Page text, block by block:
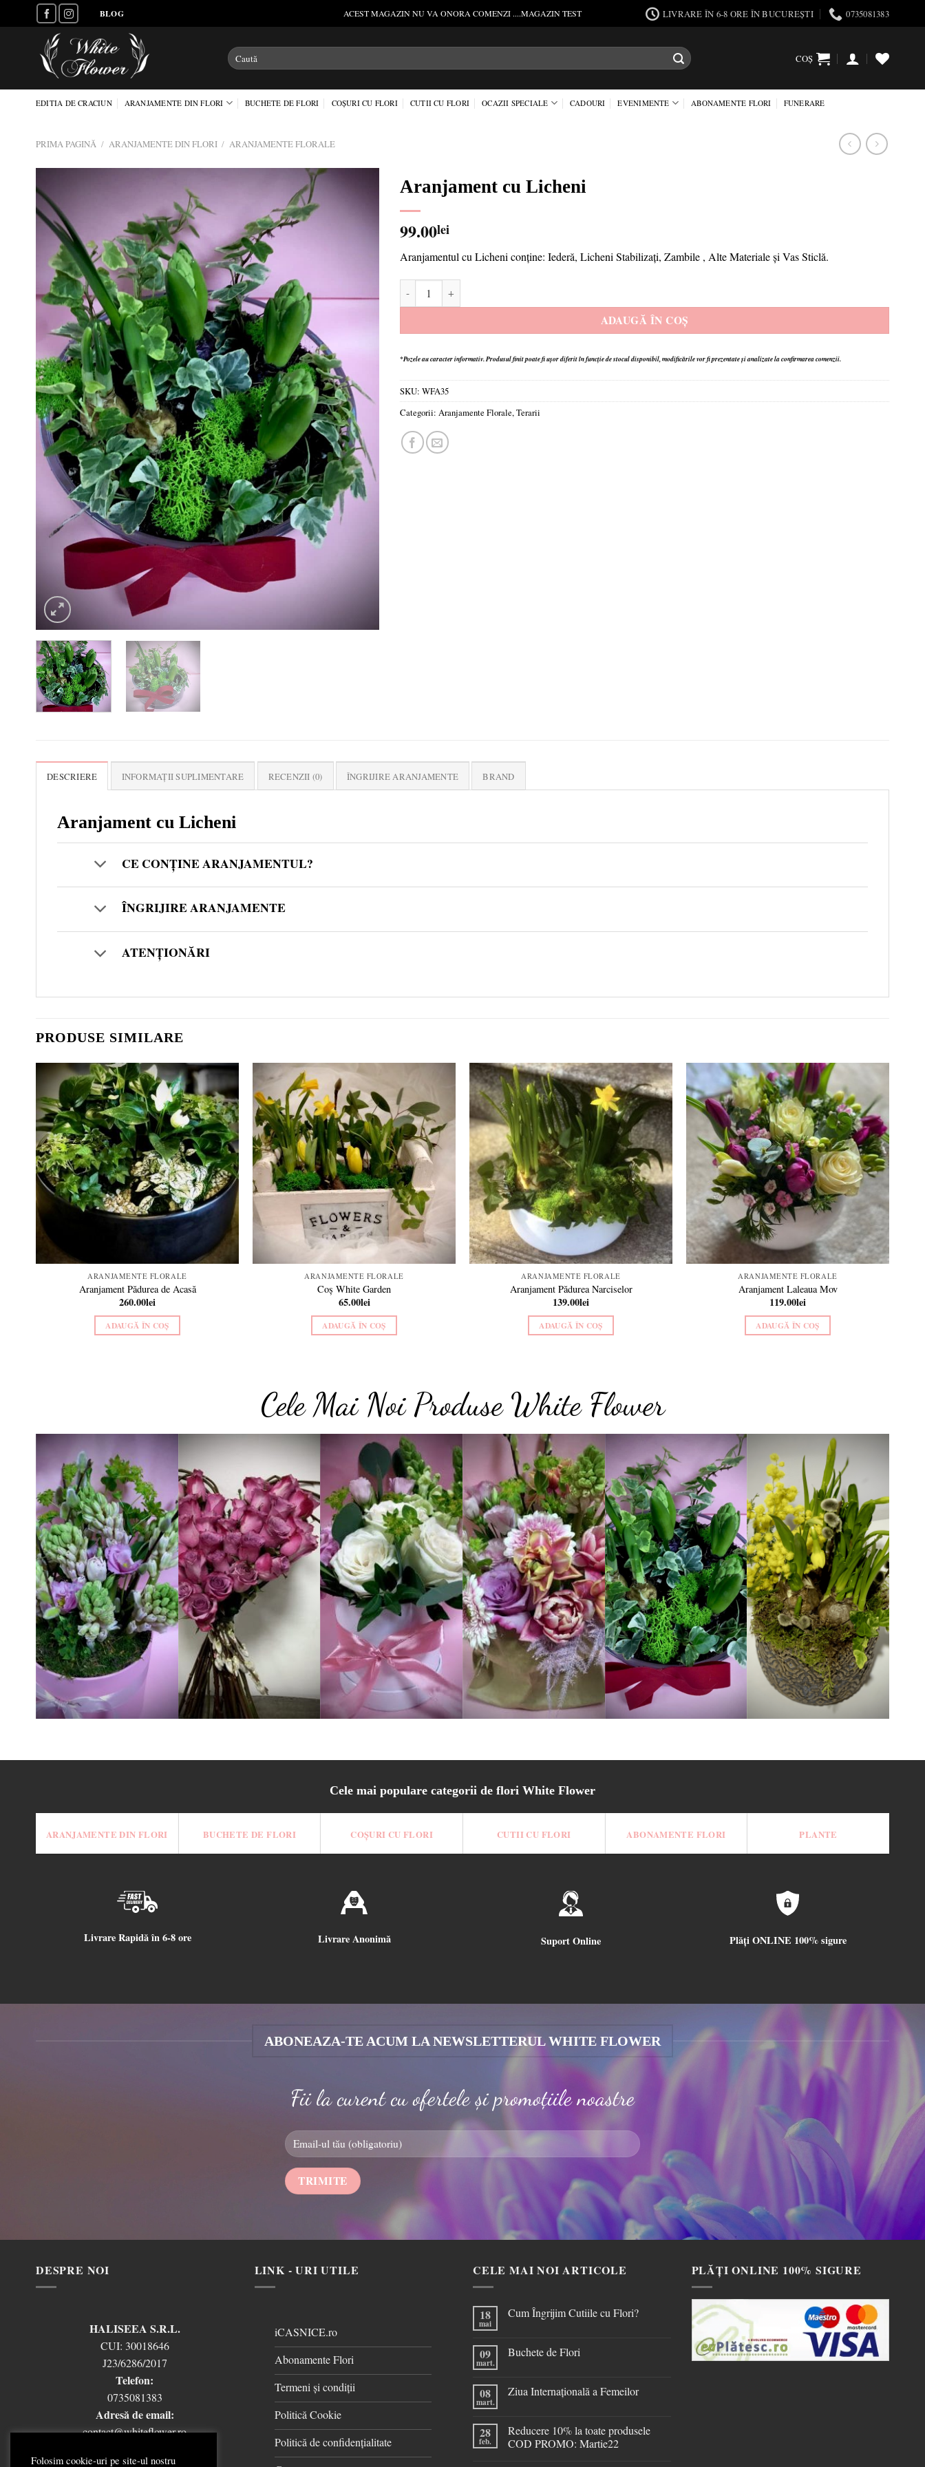
to
BLOG ACEST MAGAZIN NU VA ONORA COMENZI ....MAGAZIN TEST LIVRARE ÎN 6-8 ORE ÎN BUCUREȘTI 0735081383
Caută
după:
COȘ
EDITIA DE CRACIUN ARANJAMENTE DIN FLORI BUCHETE DE FLORI COȘURI CU FLORI CUTII CU FLORI OCAZII SPECIALE CADOURI EVENIMENTE ABONAMENTE FLORI FUNERARE
PRIMA PAGINĂ / ARANJAMENTE DIN FLORI / ARANJAMENTE FLORALE
Aranjament cu Licheni
99.00lei
Aranjamentul cu Licheni conține: Iederă, Licheni Stabilizați, Zambile , Alte Materiale și Vas Sticlă.
Cantitate Aranjament cu Licheni
ADAUGĂ ÎN COȘ
*Pozele au caracter informativ.Produsul finit poate fi ușor diferit în funcție de stocul disponibil,modificările vor fi prezentate și analizate la confirmarea comenzii.
SKU:WFA35
Categorii: Aranjamente Florale,Terarii
DESCRIERE INFORMAȚII SUPLIMENTARE RECENZII (0) ÎNGRIJIRE ARANJAMENTE BRAND
Aranjament cu Licheni
CE CONȚINE ARANJAMENTUL?
ÎNGRIJIRE ARANJAMENTE
ATENȚIONĂRI
PRODUSE SIMILARE
Add to
wishlist
ARANJAMENTE FLORALE
Aranjament Pădurea de Acasă
260.00lei
ADAUGĂ ÎN COȘ
Add to
wishlist
ARANJAMENTE FLORALE
Coș White Garden
65.00lei
ADAUGĂ ÎN COȘ
Add to
wishlist
ARANJAMENTE FLORALE
Aranjament Pădurea Narciselor
139.00lei
ADAUGĂ ÎN COȘ
Add to
wishlist
ARANJAMENTE FLORALE
Aranjament Laleaua Mov
119.00lei
ADAUGĂ ÎN COȘ
Cele Mai Noi Produse White Flower
Add to
wishlist
Cutie Zambila Willow
130.00lei
Add to
wishlist
Buchet My Heart
280.00lei
Add to
wishlist
Cutie March White
149.00lei
Add to
wishlist
Aranjament Lisi
230.00lei
Add to
wishlist
Aranjament cu Licheni
99.00
lei
Add to
wishlist
Aranjament Mimosa
118.00lei
Cele mai populare categorii de flori White Flower
ARANJAMENTE DIN FLORI BUCHETE DE FLORI COȘURI CU FLORI CUTII CU FLORI ABONAMENTE FLORI PLANTE
Livrare Rapidă în 6-8 ore Livrare Anonimă Suport Online Plăți ONLINE 100% sigure
ABONEAZA-TE ACUM LA NEWSLETTERUL WHITE FLOWER
Fii la curent cu ofertele și promoțiile noastre
DESPRE NOI
HALISEEA S.R.L.
CUI: 30018646
J23/6286/2017
Telefon:
0735081383
Adresă de email:
contact@whiteflower.ro
LINK - URI UTILE
iCASNICE.ro
Abonamente Flori
Termeni și condiții
Politică Cookie
Politică de confidențialitate
CELE MAI NOI ARTICOLE
18
mai
Cum Îngrijim Cutiile cu Flori?
09
mart.
Buchete de Flori
08
mart.
Ziua Internațională a Femeilor
28
feb.
Reducere 10% la toate produsele
COD PROMO: Martie22
PLĂȚI ONLINE 100% SIGURE
Folosim cookie-uri pe site-ul nostru